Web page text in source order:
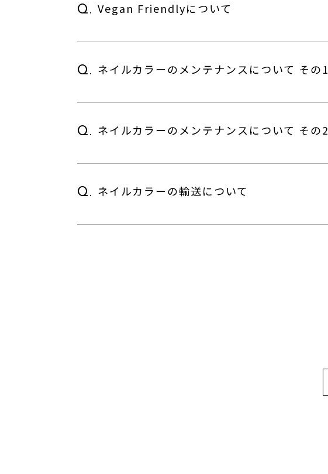
Q. Vegan Friendlyについて
Q. ネイルカラーのメンテナンスについて その1
Q. ネイルカラーのメンテナンスについて その2
Q. ネイルカラーの輸送について